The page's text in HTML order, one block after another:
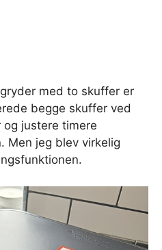
med to skuffer er
begge skuffer ved
justere timere
Men jeg blev virkelig